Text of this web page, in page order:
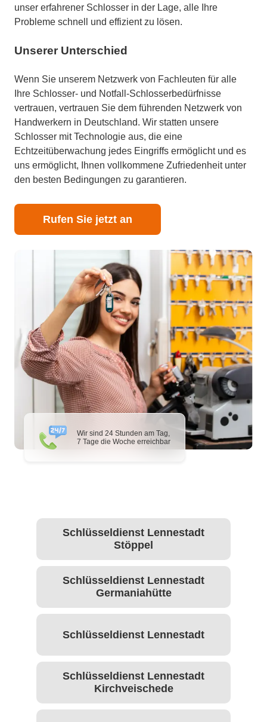
Wir sind 24 Stunden am Tag,
7 Tage die Woche erreichbar
unser erfahrener Schlosser in der Lage, alle Ihre
Probleme schnell und effizient zu lösen.
Unserer Unterschied
Wenn Sie unserem Netzwerk von Fachleuten für alle
Ihre Schlosser- und Notfall-Schlosserbedürfnisse
vertrauen, vertrauen Sie dem führenden Netzwerk von
Handwerkern in Deutschland. Wir statten unsere
Schlosser mit Technologie aus, die eine
Echtzeitüberwachung jedes Eingriffs ermöglicht und es
uns ermöglicht, Ihnen vollkommene Zufriedenheit unter
den besten Bedingungen zu garantieren.
Rufen Sie jetzt an
Schlüsseldienst Lennestadt
Stöppel
Schlüsseldienst Lennestadt
Germaniahütte
Schlüsseldienst Lennestadt
Schlüsseldienst Lennestadt
Kirchveischede